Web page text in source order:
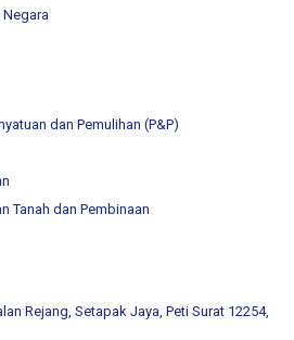
dan Pemulihan (P&P)
Tanah dan Pembinaan
Rejang, Setapak Jaya, Peti Surat 12254,